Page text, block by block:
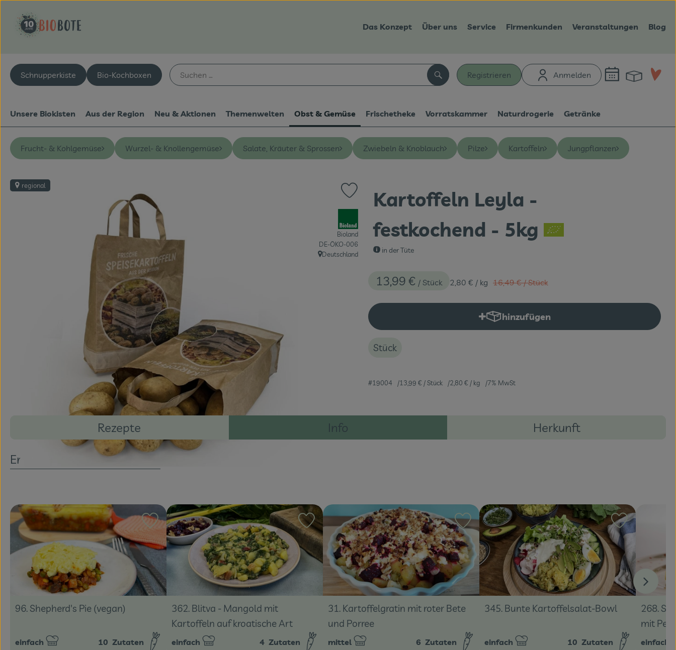
Das Konzept Über uns Service Firmenkunden Veranstaltungen Blog
Registrieren Anmelden
Suchen
Schnupperkiste Bio-Kochboxen
Unsere Biokisten Aus der Region Neu & Aktionen Themenwelten Obst & Gemüse Frischetheke Vorratskammer Naturdrogerie Getränke
Frucht- & Kohlgemüse Wurzel- & Knollengemüse Salate, Kräuter & Sprossen Zwiebeln & Knoblauch Pilze Kartoffeln Jungpflanzen
Kartoffeln Leyla -
festkochend - 5kg
in der Tüte
13,99 € / Stück 2,80 € / kg Alter Preis:
16,49 €/ Stück
regional
Produkt zu Favouriten hinzufügen
Bioland
, Kontrollstelle:
DE-ÖKO-006
, Herkunft:
Deutschland
hinzufügen
Produkt zum Warenkorb hinzufügen
Stück
#19004 13,99 € / Stück 2,80 € / kg 7% MwSt
Rezepte Info Herkunft
Entdecke passende Rezepte
96. Shepherd's Pie (vegan)
Schwierigkeit:
einfach 10 Zutaten
Rezept zu Favouriten hinzufügen
362. Blitva - Mangold mit
Kartoffeln auf kroatische Art
Schwierigkeit:
einfach 4 Zutaten
Rezept zu Favouriten hinzufügen
31. Kartoffelgratin mit roter Bete
und Porree
Schwierigkeit:
mittel 6 Zutaten
Rezept zu Favouriten hinzufügen
345. Bunte Kartoffelsalat-Bowl
Schwierigkeit:
einfach 10 Zutaten
Rezept zu
268.
mit
einfach